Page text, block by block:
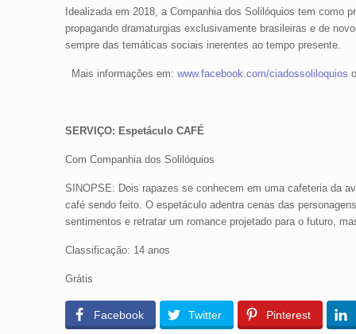
Idealizada em 2018, a Companhia dos Solilóquios tem como
propagando dramaturgias exclusivamente brasileiras e de
sempre das temáticas sociais inerentes ao tempo presente.
Mais informações em: www.facebook.com/ciadossoliloquios
SERVIÇO: Espetáculo CAFÉ
Com Companhia dos Solilóquios
SINOPSE: Dois rapazes se conhecem em uma cafeteria da
café sendo feito. O espetáculo adentra cenas das
sentimentos e retratar um romance projetado para o futuro,
Classificação: 14 anos
Grátis
Facebook Twitter Pinterest